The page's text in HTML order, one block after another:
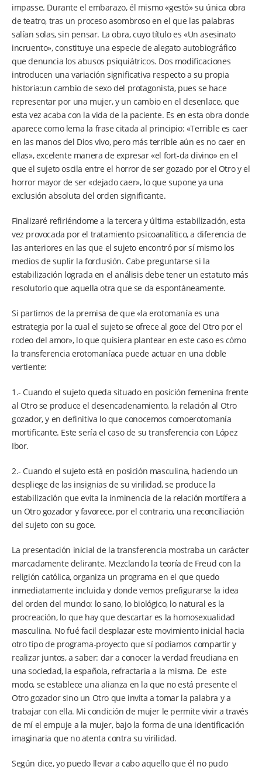
impasse. Durante el embarazo, él mismo «gestó» su única obra
de teatro, tras un proceso asombroso en el que las palabras
salían solas, sin pensar. La obra, cuyo título es «Un asesinato
incruento», constituye una especie de alegato autobiográfico
que denuncia los abusos psiquiátricos. Dos modificaciones
introducen una variación significativa respecto a su propia
historia:un cambio de sexo del protagonista, pues se hace
representar por una mujer, y un cambio en el desenlace, que
esta vez acaba con la vida de la paciente. Es en esta obra donde
aparece como lema la frase citada al principio: «Terrible es caer
en las manos del Dios vivo, pero más terrible aún es no caer en
ellas», excelente manera de expresar «el fort-da divino» en el
que el sujeto oscila entre el horror de ser gozado por el Otro y el
horror mayor de ser «dejado caer», lo que supone ya una
exclusión absoluta del orden significante.
Finalizaré refiriéndome a la tercera y última estabilización, esta
vez provocada por el tratamiento psicoanalítico, a diferencia de
las anteriores en las que el sujeto encontró por sí mismo los
medios de suplir la forclusión. Cabe preguntarse si la
estabilización lograda en el análisis debe tener un estatuto más
resolutorio que aquella otra que se da espontáneamente.
Si partimos de la premisa de que «la erotomanía es una
estrategia por la cual el sujeto se ofrece al goce del Otro por el
rodeo del amor», lo que quisiera plantear en este caso es cómo
la transferencia erotomaníaca puede actuar en una doble
vertiente:
1.- Cuando el sujeto queda situado en posición femenina frente
al Otro se produce el desencadenamiento, la relación al Otro
gozador, y en definitiva lo que conocemos comoerotomanía
mortificante. Este sería el caso de su transferencia con López
Ibor.
2.- Cuando el sujeto está en posición masculina, haciendo un
despliege de las insignias de su virilidad, se produce la
estabilización que evita la inminencia de la relación mortífera a
un Otro gozador y favorece, por el contrario, una reconciliación
del sujeto con su goce.
La presentación inicial de la transferencia mostraba un carácter
marcadamente delirante. Mezclando la teoría de Freud con la
religión católica, organiza un programa en el que quedo
inmediatamente incluida y donde vemos prefigurarse la idea
del orden del mundo: lo sano, lo biológico, lo natural es la
procreación, lo que hay que descartar es la homosexualidad
masculina. No fué facil desplazar este movimiento inicial hacia
otro tipo de programa-proyecto que sí podiamos compartir y
realizar juntos, a saber: dar a conocer la verdad freudiana en
una sociedad, la española, refractaria a la misma. De este
modo, se establece una alianza en la que no está presente el
Otro gozador sino un Otro que invita a tomar la palabra y a
trabajar con ella. Mi condición de mujer le permite vivir a través
de mí el empuje a la mujer, bajo la forma de una identificación
imaginaria que no atenta contra su virilidad.
Según dice, yo puedo llevar a cabo aquello que él no pudo